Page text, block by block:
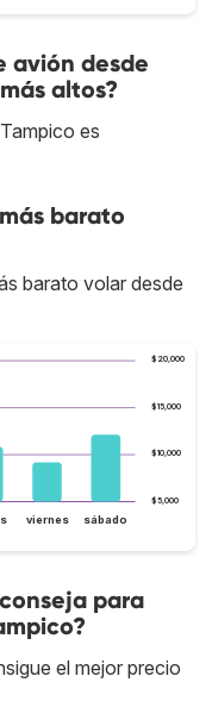
avión desde
altos?
es
barato
barato volar desde
$5,000
$10,000
$15,000
$20,000
viernes sábado
para
el mejor precio